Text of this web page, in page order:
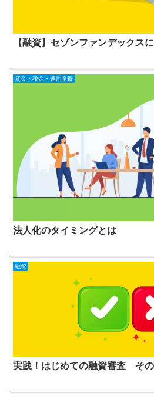
【融資】セゾンファンデックス
資金・税金・運用全般
法人化のタイミングとは
融資
実践！はじめての融資審査 そ